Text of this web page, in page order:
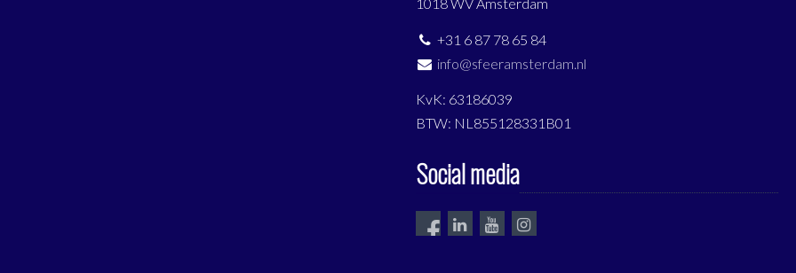
+31 6 87 78 65 84
info@sfeeramsterdam.nl
KvK: 63186039
BTW: NL855128331B01
Social media